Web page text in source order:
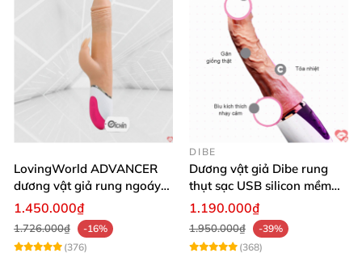
LovingWorld ADVANCER
dương vật giả rung ngoáy
thụt 7 chế độ
1.450.000₫
1.726.000₫
-16%
(376)
DIBE
Dương vật giả Dibe rung
thụt sạc USB silicon mềm
mại thật
1.190.000₫
1.950.000₫
-39%
(368)